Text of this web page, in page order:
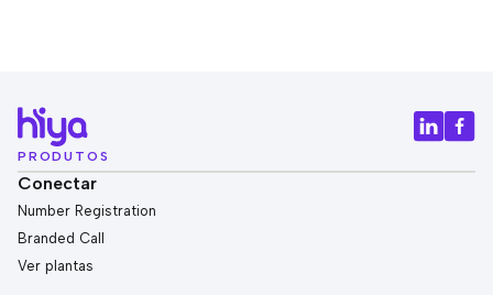
PRODUTOS
Conectar
Number Registration
Branded Call
Ver plantas